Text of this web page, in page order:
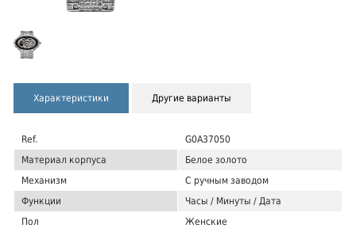
Характеристики Другие варианты
Ref.
G0A37050
Материал корпуса
Белое золото
Механизм
С ручным заводом
Функции
Часы / Минуты / Дата
Пол
Женские